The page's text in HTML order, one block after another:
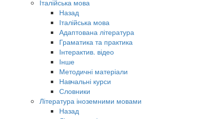
Італійська мова
Назад
Італійська мова
Адаптована література
Граматика та практика
Інтерактив. відео
Інше
Методичні матеріали
Навчальні курси
Словники
Література іноземними мовами
Назад